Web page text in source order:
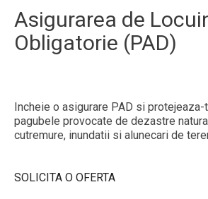
Asigurarea de
Obligatorie (PAD)
Incheie o asigurare PAD si
pagubele provocate de dezastre
cutremure, inundatii si alunecari de
SOLICITA O OFERTA